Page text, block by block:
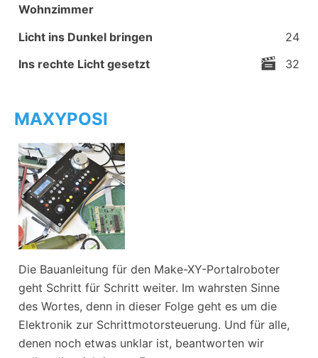
Wohnzimmer
24
Licht ins Dunkel bringen
32
Ins rechte Licht gesetzt
MAXYPOSI
Die Bauanleitung für den Make-XY-Portalroboter
geht Schritt für Schritt weiter. Im wahrsten Sinne
des Wortes, denn in dieser Folge geht es um die
Elektronik zur Schrittmotorsteuerung. Und für alle,
denen noch etwas unklar ist, beantworten wir